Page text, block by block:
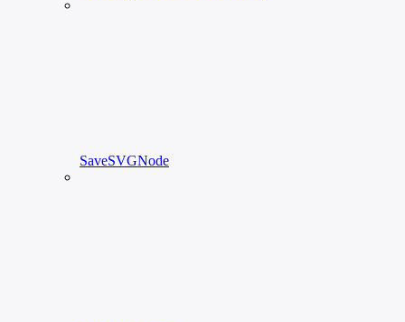
SaveSVGNode